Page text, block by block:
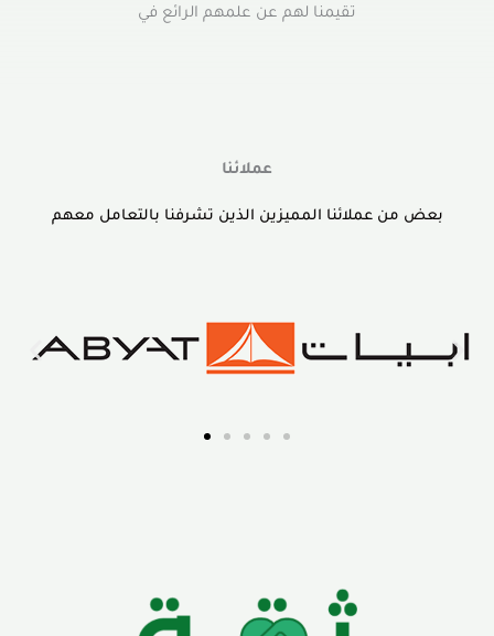
تقيمنا لهم عن علمهم الرائع في
عملائنا
بعض من عملائنا المميزين الذين تشرفنا بالتعامل معهم